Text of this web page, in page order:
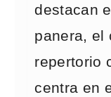
destacan
panera, el
repertorio
centra en